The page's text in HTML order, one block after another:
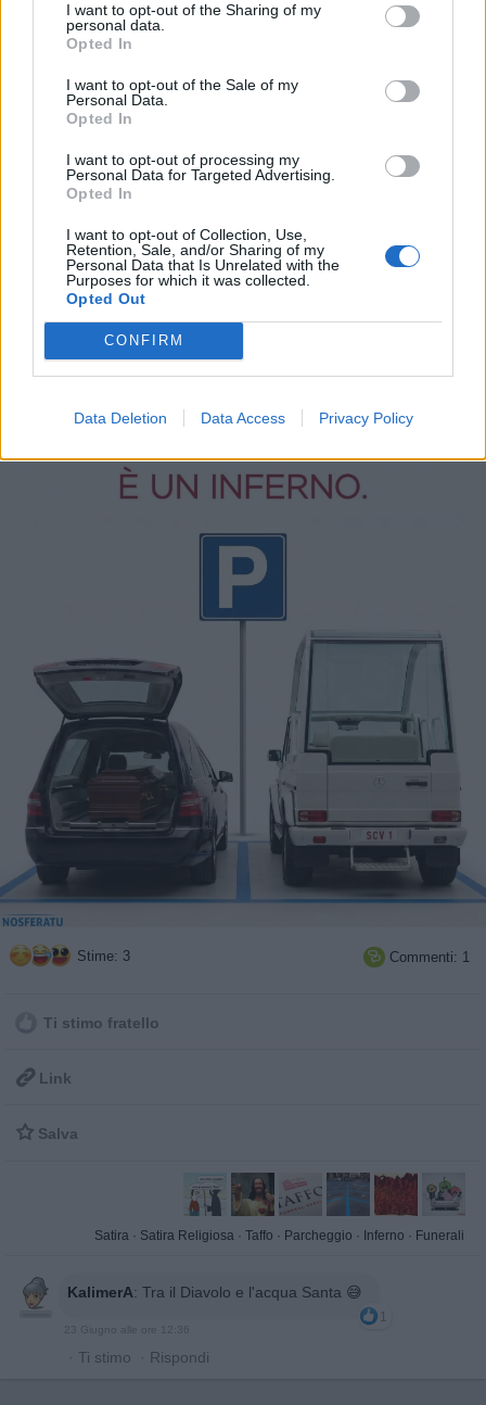
I want to opt-out of the Sharing of my
personal data.
Opted In
I want to opt-out of the Sale of my
Personal Data.
Opted In
I want to opt-out of processing my
Personal Data for Targeted Advertising.
Opted In
I want to opt-out of Collection, Use,
Retention, Sale, and/or Sharing of my
Personal Data that Is Unrelated with the
Purposes for which it was collected.
Opted Out
CONFIRM
Data Deletion Data Access Privacy Policy
·Ti stimo ·Rispondi
Satira
Nosferatu
23 Giugno- 4.679 visualizzazioni
Stime: 3  Commenti: 1
Ti stimo fratello
 Link
 Salva
Satira · Satira Religiosa · Taffo · Parcheggio · Inferno · Funerali
KalimerA: Tra il Diavolo e l'acqua Santa 😅
1
23 Giugno alle ore 12:36
· Ti stimo · Rispondi